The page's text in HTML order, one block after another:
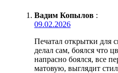
Вадим Копылов :
09.02.2026
Печатал открытки для
делал сам, боялся что
напрасно боялся, все
матовую, выглядит